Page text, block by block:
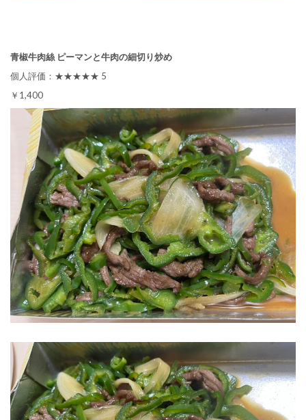
青椒牛肉絲 ピーマンと牛肉の細切り炒め
個人評価：★★★★★ 5
￥1,400